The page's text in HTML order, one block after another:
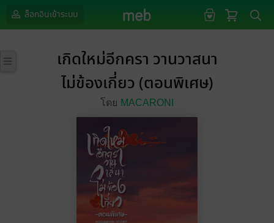
ล็อกอินเข้าระบบ
เกิดใหม่อีกครา วานวาสนา
ไม่ข้องเกี่ยว (ตอนพิเศษ)
โดย MACARONI